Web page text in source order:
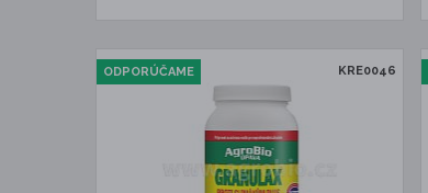
KRE0046
ODPORÚČAME